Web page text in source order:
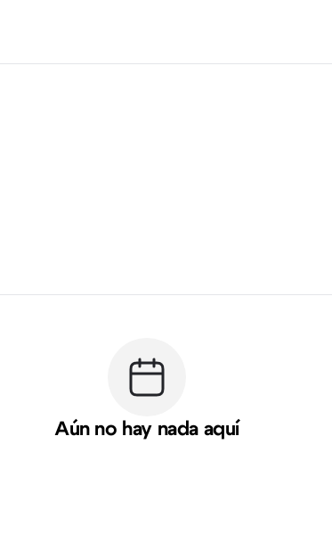
Aún no hay nada aquí